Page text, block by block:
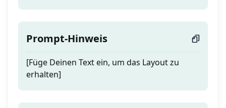
Prompt-Hinweis
[Füge Deinen Text ein, um das Layout zu
erhalten]